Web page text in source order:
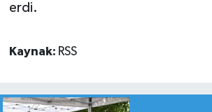
erdi.
Kaynak: RSS